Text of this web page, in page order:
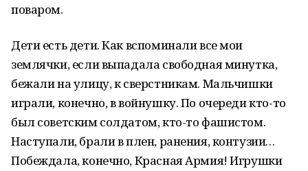
поваром.
Дети есть дети. Как вспоминали все мои
землячки, если выпадала свободная минутка,
бежали на улицу, к сверстникам. Мальчишки
играли, конечно, в войнушку. По очереди кто-то
был советским солдатом, кто-то фашистом.
Наступали, брали в плен, ранения, контузии…
Побеждала, конечно, Красная Армия! Игрушки